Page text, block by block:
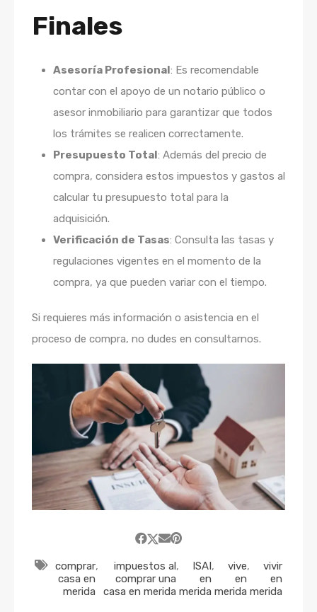
Finales
Asesoría Profesional: Es recomendable
contar con el apoyo de un notario público o
asesor inmobiliario para garantizar que todos
los trámites se realicen correctamente.
Presupuesto Total: Además del precio de
compra, considera estos impuestos y gastos al
calcular tu presupuesto total para la
adquisición.
Verificación de Tasas: Consulta las tasas y
regulaciones vigentes en el momento de la
compra, ya que pueden variar con el tiempo.
Si requieres más información o asistencia en el
proceso de compra, no dudes en consultarnos.
comprar
casa en
merida
,
impuestos al
comprar una
casa en merida
,
ISAI
en
merida
,
vive
en
merida
,
vivir
en
merida